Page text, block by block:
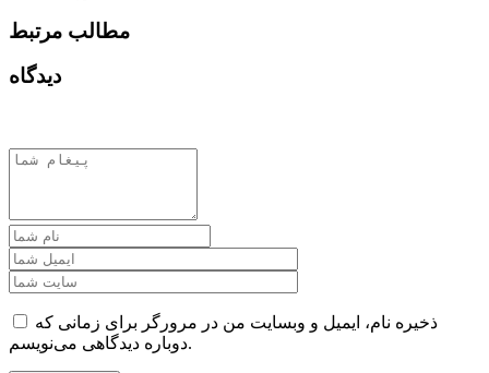
مطالب مرتبط
دیدگاه
ذخیره نام، ایمیل و وبسایت من در مرورگر برای زمانی که
دوباره دیدگاهی می‌نویسم.